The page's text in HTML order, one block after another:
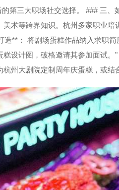
第三大职场社交选择。 ### 三
术等跨界知识。杭州多家职业
造**： 将剧场蛋糕作品纳入求职
设计图，破格邀请其参加面试
州大剧院定制周年庆蛋糕，或结